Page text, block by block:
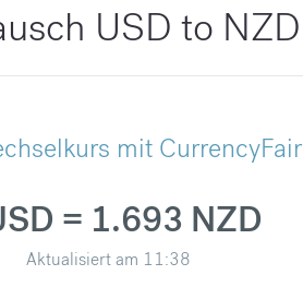
USD to NZD
mit CurrencyFair
= 1.693 NZD
Aktualisiert am 11:38